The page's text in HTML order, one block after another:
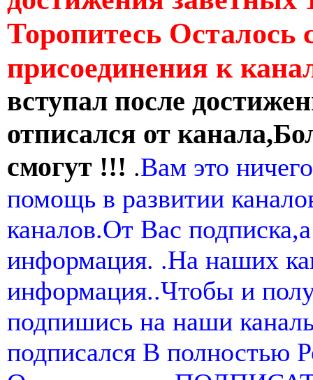
Торопитесь Осталось
присоединения к
вступал после
отписался от
смогут !!! .Вам это
помощь в развитии
каналов.От Вас
информация. .На наших
информация..Чтобы и
подпишись на наши
подписался В полностью